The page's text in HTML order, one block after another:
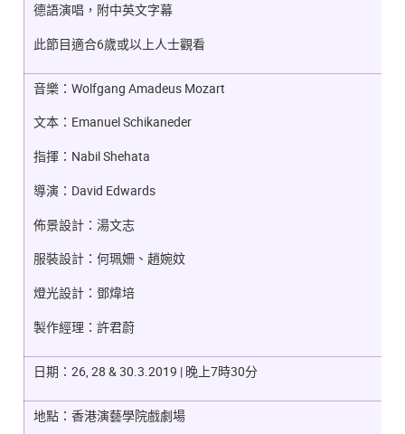
德語演唱，附中英文字幕
此節目適合6歲或以上人士觀看
音樂：Wolfgang Amadeus Mozart
文本：Emanuel Schikaneder
指揮：Nabil Shehata
導演：David Edwards
佈景設計：湯文志
服裝設計：何珮姍、趙婉妏
燈光設計：鄧煒培
製作經理：許君蔚
日期：26, 28 & 30.3.2019 | 晚上7時30分
地點：香港演藝學院戲劇場